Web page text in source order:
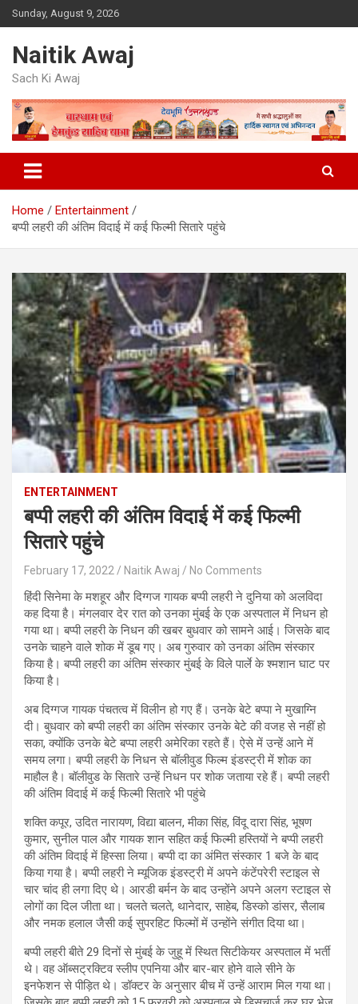
Skip
to
Sunday, August 9, 2026
Naitik Awaj
Sach Ki Awaj
Home
Entertainment
बप्पी लहरी की अंतिम विदाई में कई फिल्मी सितारे पहुंचे
ENTERTAINMENT
बप्पी लहरी की अंतिम विदाई में कई फिल्मी
सितारे पहुंचे
February 17, 2022 Naitik Awaj No Comments
हिंदी सिनेमा के मशहूर और दिग्गज गायक बप्पी लहरी ने दुनिया को अलविदा
कह दिया है। मंगलवार देर रात को उनका मुंबई के एक अस्पताल में निधन हो
गया था। बप्पी लहरी के निधन की खबर बुधवार को सामने आई। जिसके बाद
उनके चाहने वाले शोक में डूब गए। अब गुरुवार को उनका अंतिम संस्कार
किया है। बप्पी लहरी का अंतिम संस्कार मुंबई के विले पार्ले के श्मशान घाट पर
किया है।
अब दिग्गज गायक पंचतत्व में विलीन हो गए हैं। उनके बेटे बप्पा ने मुखाग्नि
दी। बुधवार को बप्पी लहरी का अंतिम संस्कार उनके बेटे की वजह से नहीं हो
सका, क्योंकि उनके बेटे बप्पा लहरी अमेरिका रहते हैं। ऐसे में उन्हें आने में
समय लगा। बप्पी लहरी के निधन से बॉलीवुड फिल्म इंडस्ट्री में शोक का
माहौल है। बॉलीवुड के सितारे उन्हें निधन पर शोक जताया रहे हैं। बप्पी लहरी
की अंतिम विदाई में कई फिल्मी सितारे भी पहुंचे
शक्ति कपूर, उदित नारायण, विद्या बालन, मीका सिंह, विंदू दारा सिंह, भूषण
कुमार, सुनील पाल और गायक शान सहित कई फिल्मी हस्तियों ने बप्पी लहरी
की अंतिम विदाई में हिस्सा लिया। बप्पी दा का अंमित संस्कार 1 बजे के बाद
किया गया है। बप्पी लहरी ने म्यूजिक इंडस्ट्री में अपने कंटेंपरेरी स्टाइल से
चार चांद ही लगा दिए थे। आरडी बर्मन के बाद उन्होंने अपने अलग स्टाइल से
लोगों का दिल जीता था। चलते चलते, थानेदार, साहेब, डिस्को डांसर, सैलाब
और नमक हलाल जैसी कई सुपरहिट फिल्मों में उन्होंने संगीत दिया था।
बप्पी लहरी बीते 29 दिनों से मुंबई के जुहू में स्थित सिटीकेयर अस्पताल में भर्ती
थे। वह ऑब्सट्रक्टिव स्लीप एपनिया और बार-बार होने वाले सीने के
इनफेशन से पीड़ित थे। डॉक्टर के अनुसार बीच में उन्हें आराम मिल गया था।